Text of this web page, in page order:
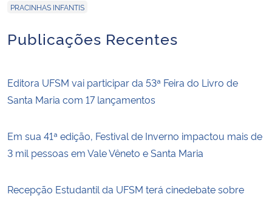
PRACINHAS INFANTIS
Publicações Recentes
Editora UFSM vai participar da 53ª Feira do Livro de
Santa Maria com 17 lançamentos
Em sua 41ª edição, Festival de Inverno impactou mais de
3 mil pessoas em Vale Vêneto e Santa Maria
Recepção Estudantil da UFSM terá cinedebate sobre